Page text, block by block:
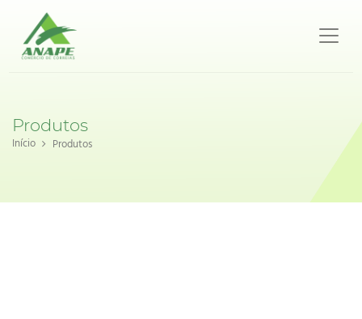
Produtos
Início Produtos